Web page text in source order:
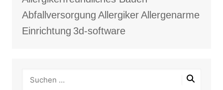
Abfallversorgung AllergikerAllergenarme
Einrichtung 3d-software